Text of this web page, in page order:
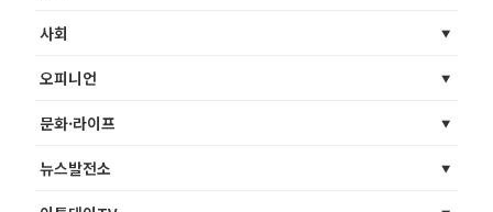
사회
오피니언
문화·라이프
뉴스발전소